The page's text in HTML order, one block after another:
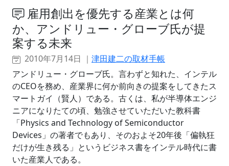
雇用創出を優先する産業とは何
か、アンドリュー・グローブ氏が提
案する未来
2010年7月14日 ｜ 津田建二の取材手帳
アンドリュー・グローブ氏。言わずと知れた、インテル
のCEOを務め、産業界に何か前向きの提案をしてきたス
マートガイ（賢人）である。古くは、私が半導体エンジ
ニアになりたての頃、勉強させていただいた教科書
「Physics and Technology of Semiconductor
Devices」の著者でもあり、そのおよそ20年後「偏執狂
だけが生き残る」というビジネス書をインテル時代に書
いた産業人である。